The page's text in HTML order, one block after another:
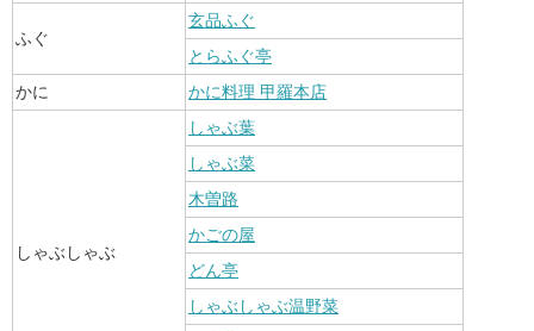
ふぐ
玄品ふぐ
とらふぐ亭
かに
かに料理 甲羅本店
しゃぶしゃぶ
しゃぶ葉
しゃぶ菜
木曽路
かごの屋
どん亭
しゃぶしゃぶ温野菜